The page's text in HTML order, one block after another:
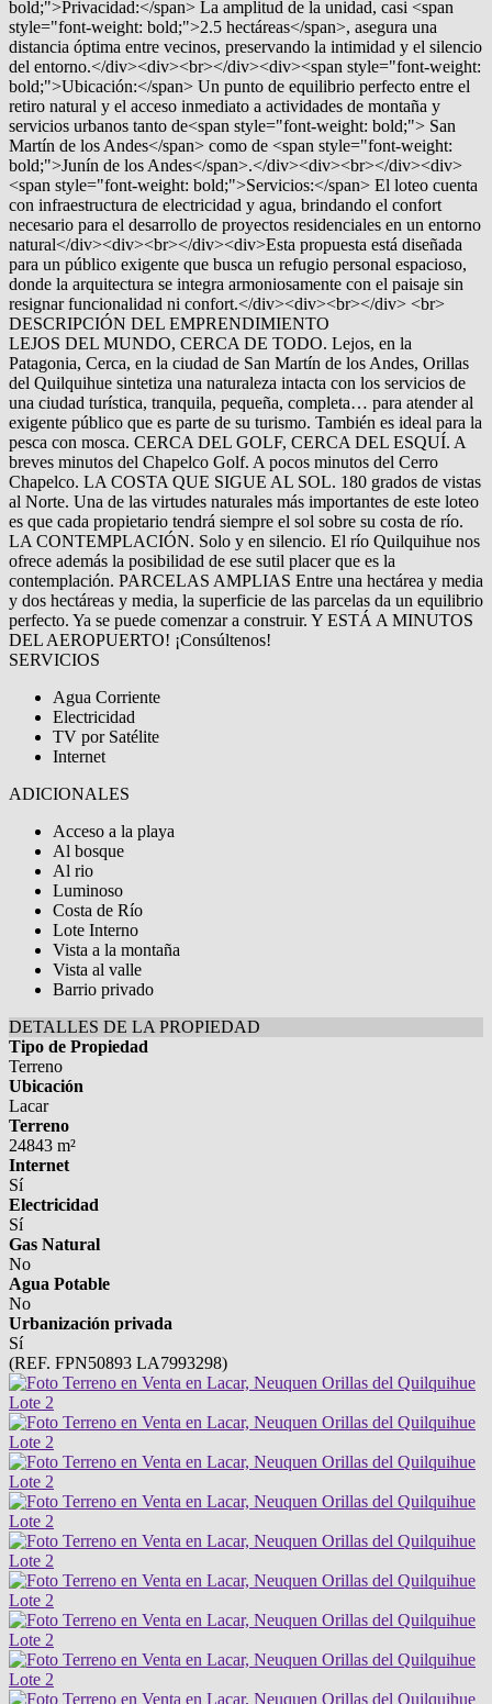
bold;">Privacidad:</span> La amplitud de la unidad, casi <span
style="font-weight: bold;">2.5 hectáreas</span>, asegura una
distancia óptima entre vecinos, preservando la intimidad y el silencio
del entorno.</div><div><br></div><div><span style="font-weight:
bold;">Ubicación:</span> Un punto de equilibrio perfecto entre el
retiro natural y el acceso inmediato a actividades de montaña y
servicios urbanos tanto de<span style="font-weight: bold;"> San
Martín de los Andes</span> como de <span style="font-weight:
bold;">Junín de los Andes</span>.</div><div><br></div><div>
<span style="font-weight: bold;">Servicios:</span> El loteo cuenta
con infraestructura de electricidad y agua, brindando el confort
necesario para el desarrollo de proyectos residenciales en un entorno
natural</div><div><br></div><div>Esta propuesta está diseñada
para un público exigente que busca un refugio personal espacioso,
donde la arquitectura se integra armoniosamente con el paisaje sin
resignar funcionalidad ni confort.</div><div><br></div> <br>
DESCRIPCIÓN DEL EMPRENDIMIENTO
LEJOS DEL MUNDO, CERCA DE TODO. Lejos, en la
Patagonia, Cerca, en la ciudad de San Martín de los Andes, Orillas
del Quilquihue sintetiza una naturaleza intacta con los servicios de
una ciudad turística, tranquila, pequeña, completa… para atender al
exigente público que es parte de su turismo. También es ideal para la
pesca con mosca. CERCA DEL GOLF, CERCA DEL ESQUÍ. A
breves minutos del Chapelco Golf. A pocos minutos del Cerro
Chapelco. LA COSTA QUE SIGUE AL SOL. 180 grados de vistas
al Norte. Una de las virtudes naturales más importantes de este loteo
es que cada propietario tendrá siempre el sol sobre su costa de río.
LA CONTEMPLACIÓN. Solo y en silencio. El río Quilquihue nos
ofrece además la posibilidad de ese sutil placer que es la
contemplación. PARCELAS AMPLIAS Entre una hectárea y media
y dos hectáreas y media, la superficie de las parcelas da un equilibrio
perfecto. Ya se puede comenzar a construir. Y ESTÁ A MINUTOS
DEL AEROPUERTO! ¡Consúltenos!
SERVICIOS
Agua Corriente
Electricidad
TV por Satélite
Internet
ADICIONALES
Acceso a la playa
Al bosque
Al rio
Luminoso
Costa de Río
Lote Interno
Vista a la montaña
Vista al valle
Barrio privado
DETALLES DE LA PROPIEDAD
Tipo de Propiedad
Terreno
Ubicación
Lacar
Terreno
24843 m²
Internet
Sí
Electricidad
Sí
Gas Natural
No
Agua Potable
No
Urbanización privada
Sí
(REF. FPN50893 LA7993298)